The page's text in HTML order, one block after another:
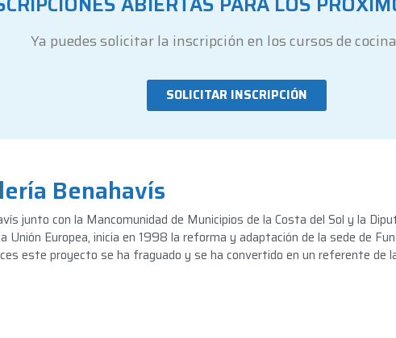
Ya puedes solicitar la inscripción en los cursos de
SOLICITAR INSCRIPCIÓN
Benahavís
junto con la Mancomunidad de Municipios de la Costa del Sol y la
Unión Europea, inicia en 1998 la reforma y adaptación de la sede de
este proyecto se ha fraguado y se ha convertido en un referente de